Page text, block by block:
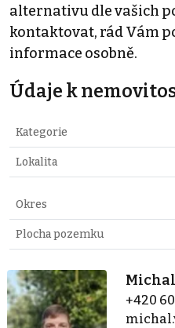
alternativu dle vašich
kontaktovat, rád Vám
informace osobně.
Údaje k
Kategorie
Lokalita
Okres
Plocha pozemku
+420